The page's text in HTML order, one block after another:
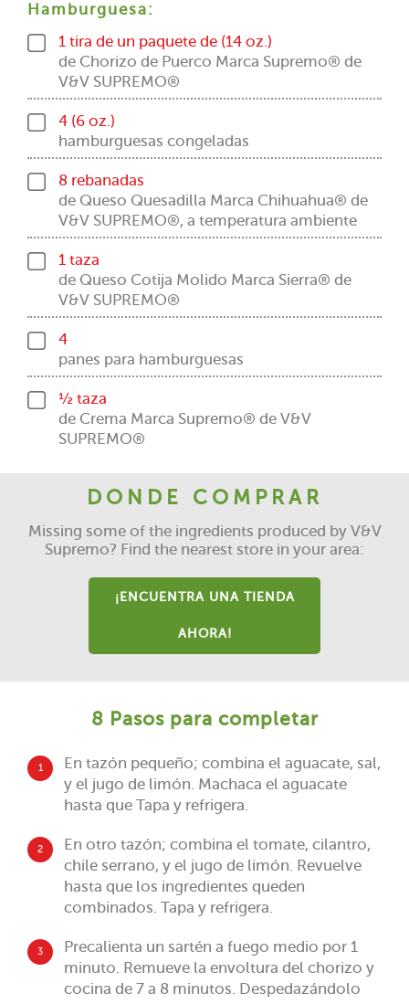
Hamburguesa:
1 tira de un paquete de (14 oz.)
de Chorizo de Puerco Marca Supremo® de
V&V SUPREMO®
4 (6 oz.)
hamburguesas congeladas
8 rebanadas
de Queso Quesadilla Marca Chihuahua® de
V&V SUPREMO®, a temperatura ambiente
1 taza
de Queso Cotija Molido Marca Sierra® de
V&V SUPREMO®
4
panes para hamburguesas
½ taza
de Crema Marca Supremo® de V&V
SUPREMO®
DONDE COMPRAR
Missing some of the ingredients produced by V&V
Supremo? Find the nearest store in your area:
¡ENCUENTRA UNA TIENDA
AHORA!
8 Pasos para completar
1
En tazón pequeño; combina el aguacate, sal,
y el jugo de limón. Machaca el aguacate
hasta que Tapa y refrigera.
2
En otro tazón; combina el tomate, cilantro,
chile serrano, y el jugo de limón. Revuelve
hasta que los ingredientes queden
combinados. Tapa y refrigera.
3
Precalienta un sartén a fuego medio por 1
minuto. Remueve la envoltura del chorizo y
cocina de 7 a 8 minutos. Despedazándolo